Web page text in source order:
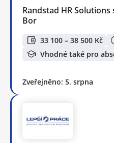
Randstad HR Solutions
Bor
33 100 – 38 500 Kč
Vhodné také pro
Zveřejněno: 5. srpna